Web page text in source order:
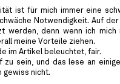
ist für mich immer eine
Notwendigkeit. Auf
werden, denn wenn ich
meine Vorteile ziehen.
im Artikel beleuchtet, fair.
zu sein, und das lese an
gewiss nicht.